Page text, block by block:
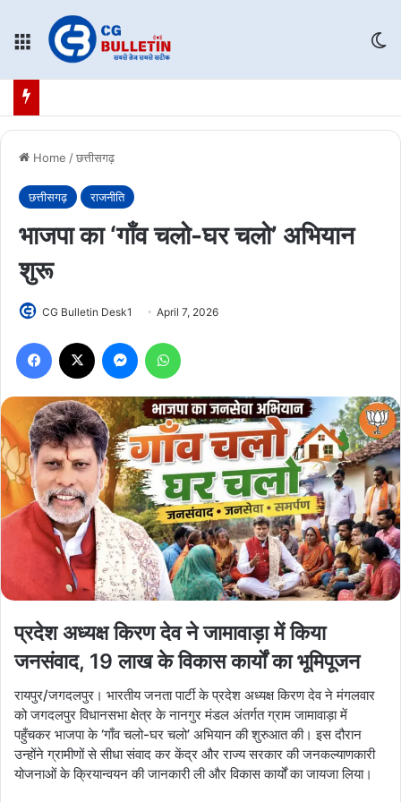
Menu
Home /छत्तीसगढ़
छत्तीसगढ़ राजनीति
भाजपा का ‘गाँव चलो-घर चलो’ अभियान
शुरू
CG Bulletin Desk1 April 7, 2026
Facebook Messenger
प्रदेश अध्यक्ष किरण देव ने जामावाड़ा में किया
जनसंवाद, 19 लाख के विकास कार्यों का भूमिपूजन
रायपुर/जगदलपुर। भारतीय जनता पार्टी के प्रदेश अध्यक्ष किरण देव ने मंगलवार
को जगदलपुर विधानसभा क्षेत्र के नानगुर मंडल अंतर्गत ग्राम जामावाड़ा में
पहुँचकर भाजपा के ‘गाँव चलो-घर चलो’ अभियान की शुरुआत की। इस दौरान
उन्होंने ग्रामीणों से सीधा संवाद कर केंद्र और राज्य सरकार की जनकल्याणकारी
योजनाओं के क्रियान्वयन की जानकारी ली और विकास कार्यों का जायजा लिया।